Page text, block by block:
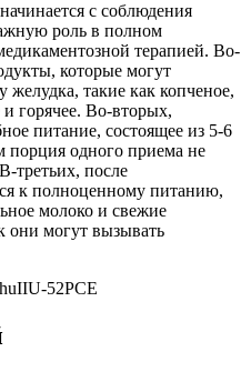
с соблюдения
роль в полном
терапией. Во-
которые могут
желудка, такие как копченое,
горячее. Во-вторых,
питание, состоящее из 5-6
одного приема не
третьих, после
к полноценному питанию,
молоко и свежие
они могут вызывать
52PCE